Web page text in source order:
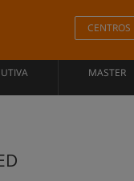
CENTROS
MASTER